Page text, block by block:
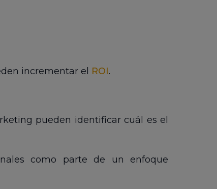
incrementar el ROI.
pueden identificar cuál es el
como parte de un enfoque